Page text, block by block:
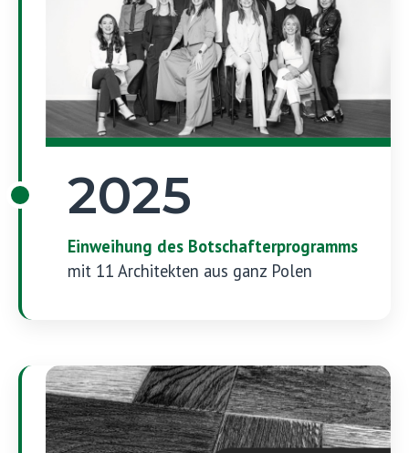
2025
Einweihung des Botschafterprogramms
mit 11 Architekten aus ganz Polen